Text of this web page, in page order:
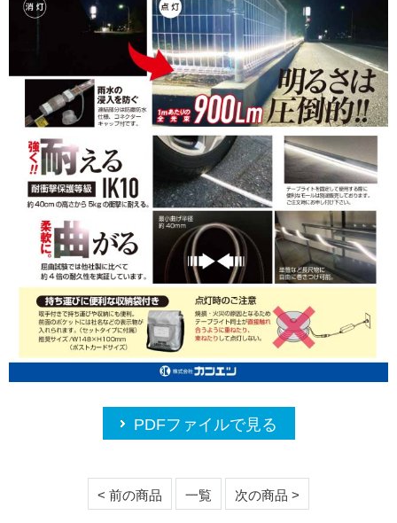
PDFファイルで見る
< 前の商品 一覧 次の商品 >